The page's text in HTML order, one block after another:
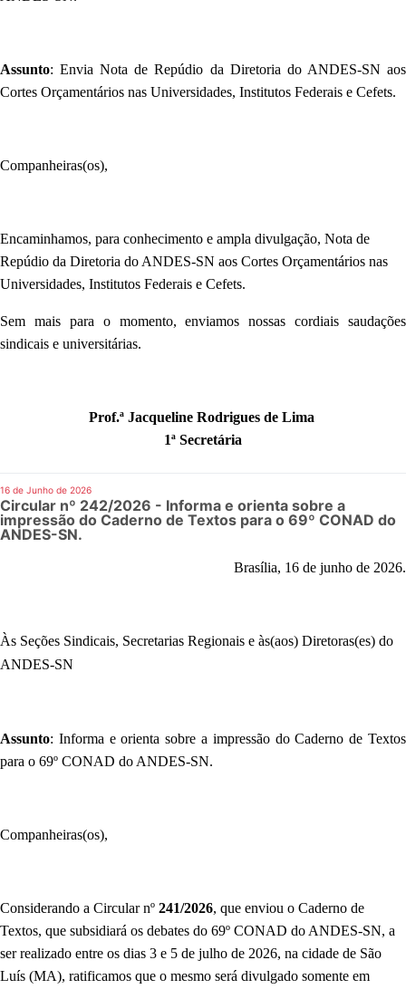
Assunto: Envia Nota de Repúdio da Diretoria do ANDES-SN aos
Cortes Orçamentários nas Universidades, Institutos Federais e Cefets.
Companheiras(os),
Encaminhamos, para conhecimento e ampla divulgação, Nota de
Repúdio da Diretoria do ANDES-SN aos Cortes Orçamentários nas
Universidades, Institutos Federais e Cefets.
Sem mais para o momento, enviamos nossas cordiais saudações
sindicais e universitárias.
Prof.ª Jacqueline Rodrigues de Lima
1ª Secretária
16 de Junho de 2026
Circular nº 242/2026 - Informa e orienta sobre a
impressão do Caderno de Textos para o 69º CONAD do
ANDES-SN.
Brasília, 16 de junho de 2026.
Às Seções Sindicais, Secretarias Regionais e às(aos) Diretoras(es) do
ANDES-SN
Assunto: Informa e orienta sobre a impressão do Caderno de Textos
para o 69º CONAD do ANDES-SN.
Companheiras(os),
Considerando a Circular nº 241/2026, que enviou o Caderno de
Textos, que subsidiará os debates do 69º CONAD do ANDES-SN, a
ser realizado entre os dias 3 e 5 de julho de 2026, na cidade de São
Luís (MA), ratificamos que o mesmo será divulgado somente em